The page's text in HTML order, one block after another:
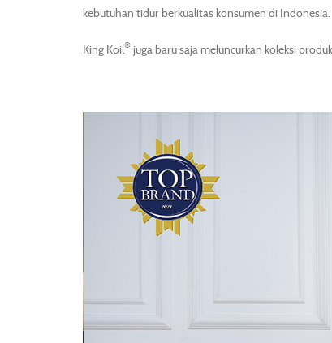
kebutuhan tidur berkualitas konsumen di Indonesia.
King Koil® juga baru saja meluncurkan koleksi